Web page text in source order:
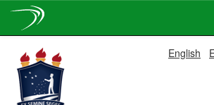
navigation
English